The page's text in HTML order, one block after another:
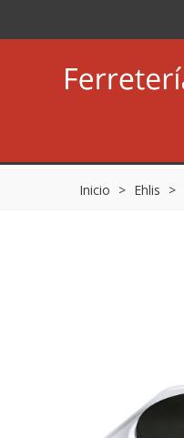
Inicio > Ehlis >